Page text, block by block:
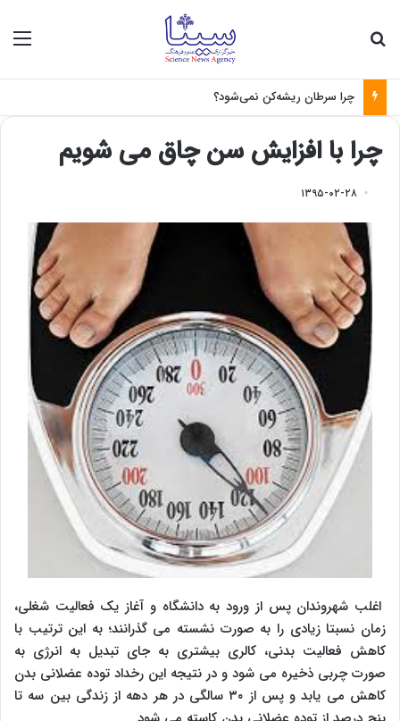
چرا سرطان ریشه‌کن نمی‌شود؟
چرا با افزایش سن چاق می شویم
۱۳۹۵-۰۲-۲۸
اغلب شهروندان پس از ورود به دانشگاه و آغاز یک فعالیت شغلی،
زمان نسبتا زیادی را به صورت نشسته می گذرانند؛ به این ترتیب با
کاهش فعالیت بدنی، کالری بیشتری به جای تبدیل به انرژی به
صورت چربی ذخیره می شود و در نتیجه این رخداد توده عضلانی بدن
کاهش می یابد و پس از ۳۰ سالگی در هر دهه از زندگی بین سه تا